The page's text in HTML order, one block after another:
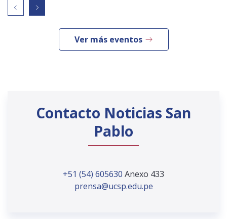
Ver más eventos
Contacto Noticias San
Pablo
+51 (54) 605630 Anexo 433
prensa@ucsp.edu.pe